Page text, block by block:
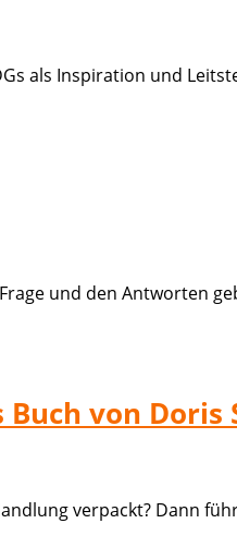
als Inspiration und
und den Antworten
von Doris
verpackt? Dann